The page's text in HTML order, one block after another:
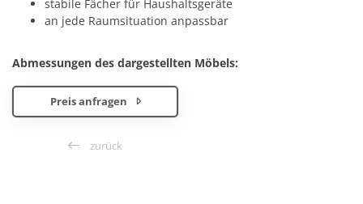
stabile Fächer für Haushaltsgeräte
an jede Raumsituation anpassbar
Abmessungen des dargestellten Möbels:
Preis anfragen
zurück